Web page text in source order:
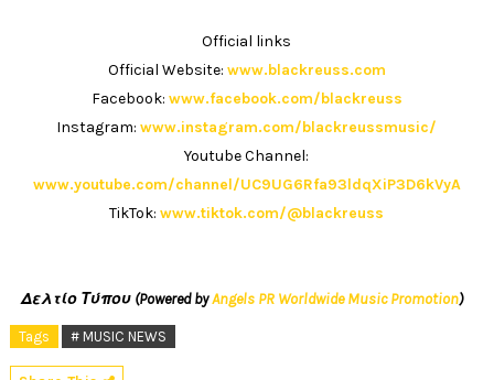
Official links
Official Website: www.blackreuss.com
Facebook: www.facebook.com/blackreuss
Instagram:www.instagram.com/blackreussmusic/
Youtube Channel:
www.youtube.com/channel/UC9UG6Rfa93ldqXiP3D6kVyA
TikTok:www.tiktok.com/@blackreuss
Δελτίο Τύπου (Powered byAngels PR Worldwide Music Promotion)
Tags # MUSIC NEWS